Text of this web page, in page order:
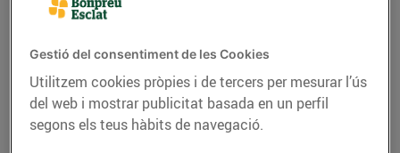
Bacallà al pil pil d'olives negres
23/de març/2016
Gestió del consentiment de les Cookies
Utilitzem cookies pròpies i de tercers per mesurar l’ús
del web i mostrar publicitat basada en un perfil
segons els teus hàbits de navegació.